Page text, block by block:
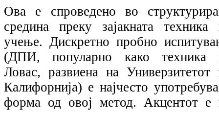
Ова е спроведено во
средина преку зајакната техника
учење. Дискретно пробно
(ДПИ, популарно како техника
Ловас, развиена на Универзитетот
Калифорнија) е најчесто
форма од овој метод. Акцентот е